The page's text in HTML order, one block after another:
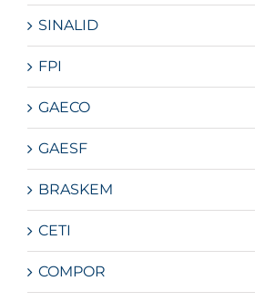
SINALID
FPI
GAECO
GAESF
BRASKEM
CETI
COMPOR